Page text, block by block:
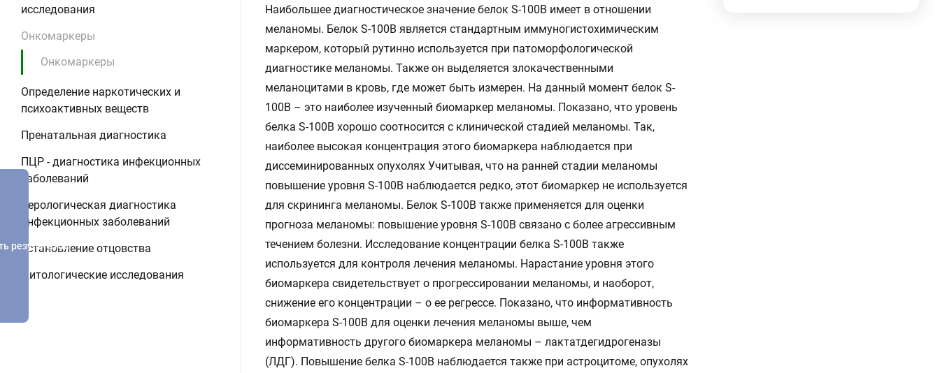
исследования
Онкомаркеры
Онкомаркеры
Определение наркотических и
психоактивных веществ
Пренатальная диагностика
ПЦР - диагностика инфекционных
заболеваний
Серологическая диагностика
инфекционных заболеваний
Установление отцовства
Цитологические исследования
Наибольшее диагностическое значение белок S-100B имеет в отношении
меланомы. Белок S-100B является стандартным иммуногистохимическим
маркером, который рутинно используется при патоморфологической
диагностике меланомы. Также он выделяется злокачественными
меланоцитами в кровь, где может быть измерен. На данный момент белок S-
100B – это наиболее изученный биомаркер меланомы. Показано, что уровень
белка S-100B хорошо соотносится с клинической стадией меланомы. Так,
наиболее высокая концентрация этого биомаркера наблюдается при
диссеминированных опухолях Учитывая, что на ранней стадии меланомы
повышение уровня S-100B наблюдается редко, этот биомаркер не используется
для скрининга меланомы. Белок S-100B также применяется для оценки
прогноза меланомы: повышение уровня S-100B связано с более агрессивным
течением болезни. Исследование концентрации белка S-100B также
используется для контроля лечения меланомы. Нарастание уровня этого
биомаркера свидетельствует о прогрессировании меланомы, и наоборот,
снижение его концентрации – о ее регрессе. Показано, что информативность
биомаркера S-100B для оценки лечения меланомы выше, чем
информативность другого биомаркера меланомы – лактатдегидрогеназы
(ЛДГ). Повышение белка S-100B наблюдается также при астроцитоме, опухолях
результатов